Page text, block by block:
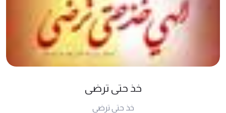
خذ حتى ترضى
خذ حتى ترضى